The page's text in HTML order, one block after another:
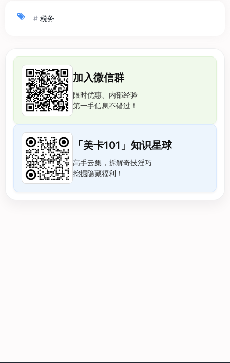
# 税务
加入微信群
限时优惠、内部经验
第一手信息不错过！
「美卡101」知识星球
高手云集，拆解奇技淫巧
挖掘隐藏福利！